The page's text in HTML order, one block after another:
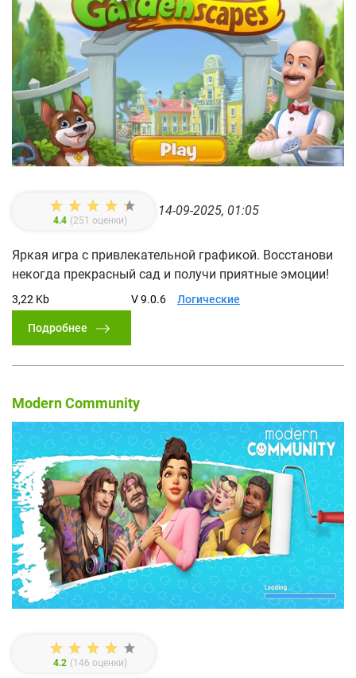
4.4 (251 оценки)
14-09-2025, 01:05
Яркая игра с привлекательной графикой. Восстанови
некогда прекрасный сад и получи приятные эмоции!
3,22 Kb V 9.0.6 Логические
Подробнее
Modern Community
4.2 (146 оценки)